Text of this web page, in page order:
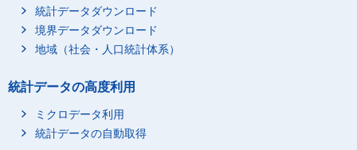
統計データダウンロード
境界データダウンロード
地域（社会・人口統計体系）
統計データの高度利用
ミクロデータ利用
統計データの自動取得